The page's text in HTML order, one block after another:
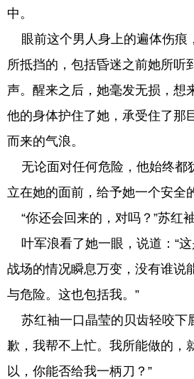
中。
眼前这个男人身上的遍体伤痕
所抵挡的，包括昏迷之前她所听
声。醒来之后，她毫发无损，想
他的身体护住了她，承受住了那
而来的气浪。
无论面对任何危险，他始终都
立在她的面前，给予她一个安全
“你还会回来的，对吗？”苏红
叶军浪看了她一眼，说道：“这
战场的情况瞬息万变，没有谁说
与危险。这也包括我。”
苏红袖一口晶莹的贝齿轻咬下
歉，我帮不上忙。我所能做的，
以，你能否给我一柄刀？”